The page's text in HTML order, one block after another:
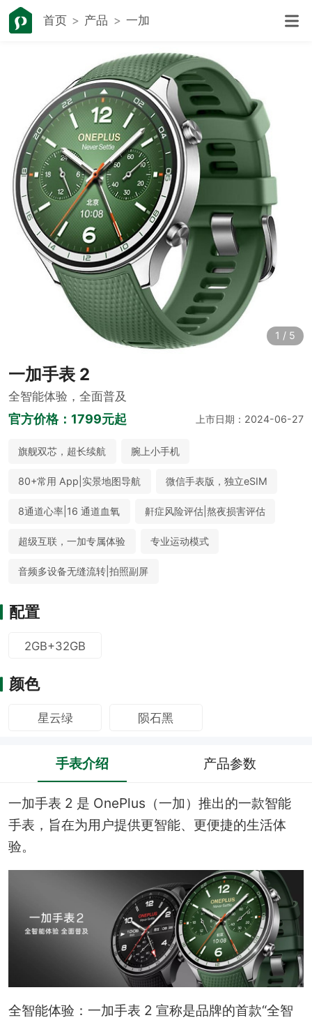
首页 产品 一加
1 / 5
一加手表 2
全智能体验，全面普及
官方价格： 1799元起 上市日期：2024-06-27
旗舰双芯，超长续航 腕上小手机
80+常用 App|实景地图导航 微信手表版，独立eSIM
8通道心率|16 通道血氧 鼾症风险评估|熬夜损害评估
超级互联，一加专属体验 专业运动模式
音频多设备无缝流转|拍照副屏
配置
2GB+32GB
颜色
星云绿 陨石黑
手表介绍 产品参数
一加手表 2 是 OnePlus（一加）推出的一款智能
手表，旨在为用户提供更智能、更便捷的生活体
验。
全智能体验：一加手表 2 宣称是品牌的首款“全智